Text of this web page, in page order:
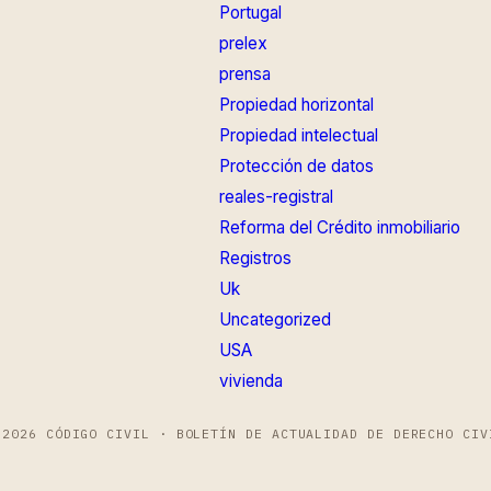
Portugal
prelex
prensa
Propiedad horizontal
Propiedad intelectual
Protección de datos
reales-registral
Reforma del Crédito inmobiliario
Registros
Uk
Uncategorized
USA
vivienda
CÓDIGO CIVIL · BOLETÍN DE ACTUALIDAD DE DERECHO